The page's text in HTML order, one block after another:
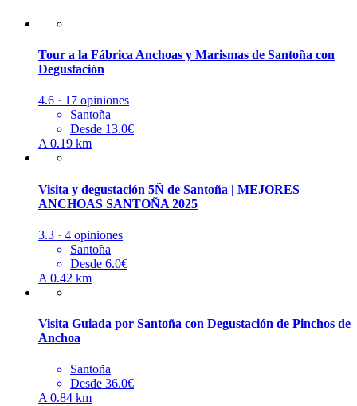
Tour a la Fábrica Anchoas y Marismas de Santoña con
Degustación
4.6 · 17 opiniones
Santoña
Desde 13.0€
A 0.19 km
Visita y degustación 5Ñ de Santoña | MEJORES
ANCHOAS SANTOÑA 2025
3.3 · 4 opiniones
Santoña
Desde 6.0€
A 0.42 km
Visita Guiada por Santoña con Degustación de Pinchos de
Anchoa
Santoña
Desde 36.0€
A 0.84 km